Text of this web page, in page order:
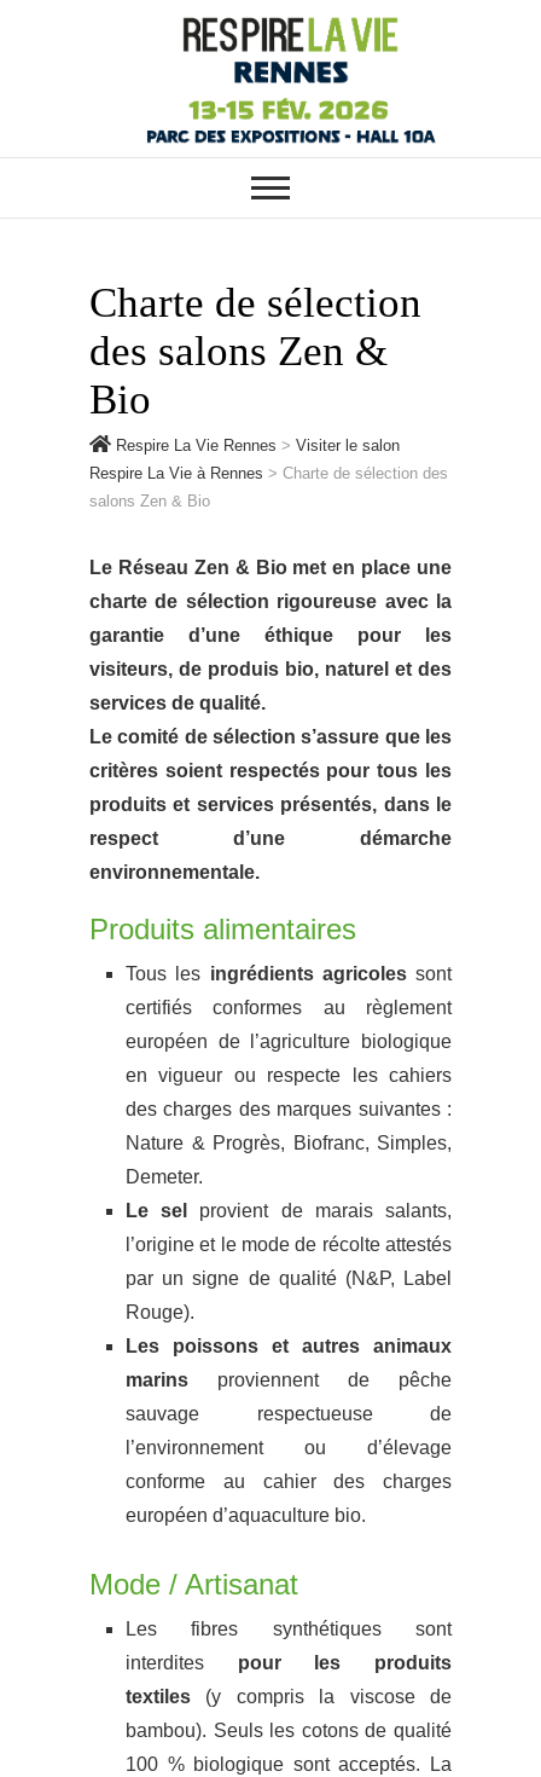
Respire La Vie
Rennes
RESPIRE LA VIE RENNES :
VOTRE SALON ÉCOLO, BIO,
BIEN-ÊTRE ET HABITAT SAIN
Charte de sélection
des salons Zen &
Bio
Respire La Vie Rennes > Visiter le salon
Respire La Vie à Rennes > Charte de sélection des
salons Zen & Bio
Le Réseau Zen & Bio met en place une
charte de sélection rigoureuse avec la
garantie d’une éthique pour les
visiteurs, de produis bio, naturel et des
services de qualité.
Le comité de sélection s’assure que les
critères soient respectés pour tous les
produits et services présentés, dans le
respect d’une démarche
environnementale.
Produits alimentaires
Tous les ingrédients agricolessont
certifiés conformes au règlement
européen de l’agriculture biologique
en vigueur ou respecte les cahiers
des charges des marques suivantes :
Nature & Progrès, Biofranc, Simples,
Demeter.
Le sel
provient de marais salants,
l’origine et le mode de récolte attestés
par un signe de qualité (N&P, Label
Rouge).
Les poissons et autres animaux
marins proviennent de pêche
sauvage respectueuse de
l’environnement ou d’élevage
conforme au cahier des charges
européen d’aquaculture bio.
Mode / Artisanat
Les fibres synthétiques sont
interdites pour les produits
textiles (y compris la viscose de
bambou). Seuls les cotons de qualité
100 % biologique sont acceptés. La